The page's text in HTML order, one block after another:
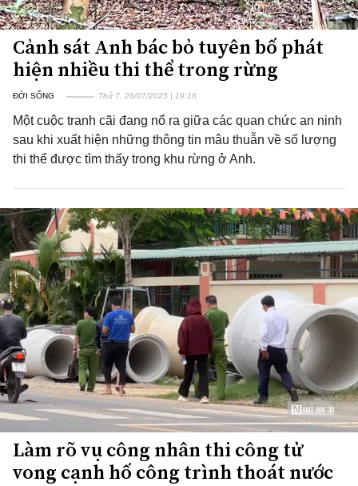
Cảnh sát Anh bác bỏ tuyên bố phát
hiện nhiều thi thể trong rừng
ĐỜI SỐNG Thứ 7, 26/07/2025 | 19:16
Một cuộc tranh cãi đang nổ ra giữa các quan chức an ninh
sau khi xuất hiện những thông tin mâu thuẫn về số lượng
thi thể được tìm thấy trong khu rừng ở Anh.
Làm rõ vụ công nhân thi công tử
vong cạnh hố công trình thoát nước